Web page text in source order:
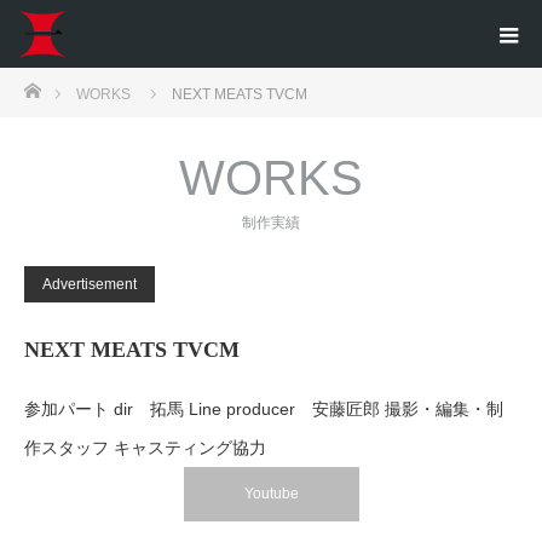
ホームWORKS NEXT MEATS TVCM
WORKS
制作実績
Advertisement
NEXT MEATS TVCM
参加パート dir 拓馬 Line producer 安藤匠郎 撮影・編集・制
作スタッフ キャスティング協力
Youtube